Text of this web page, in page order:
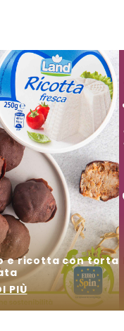
e ricotta con torta
PIÙ